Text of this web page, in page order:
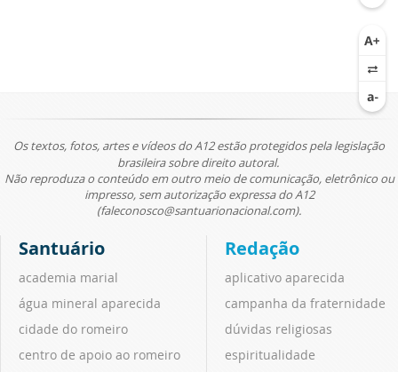
Os textos, fotos, artes e vídeos do A12 estão protegidos pela legislação
brasileira sobre direito autoral.
Não reproduza o conteúdo em outro meio de comunicação, eletrônico ou
impresso, sem autorização expressa do A12
(faleconosco@santuarionacional.com).
Santuário
academia marial
água mineral aparecida
cidade do romeiro
centro de apoio ao romeiro
Redação
aplicativo aparecida
campanha da fraternidade
dúvidas religiosas
espiritualidade